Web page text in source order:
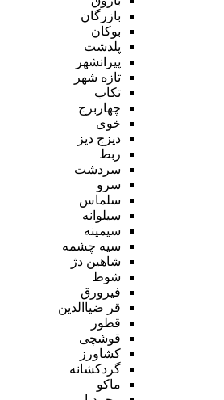
بازرگان
بوکان
پلدشت
پیرانشهر
تازه شهر
تکاب
چهاربرج
خوی
دیزج دیز
ربط
سردشت
سرو
سلماس
سیلوانه
سیمینه
سیه چشمه
شاهین دژ
شوط
فیرورق
قر ضیاالدین
قطور
قوشچی
کشاورز
گردکشانه
ماکو